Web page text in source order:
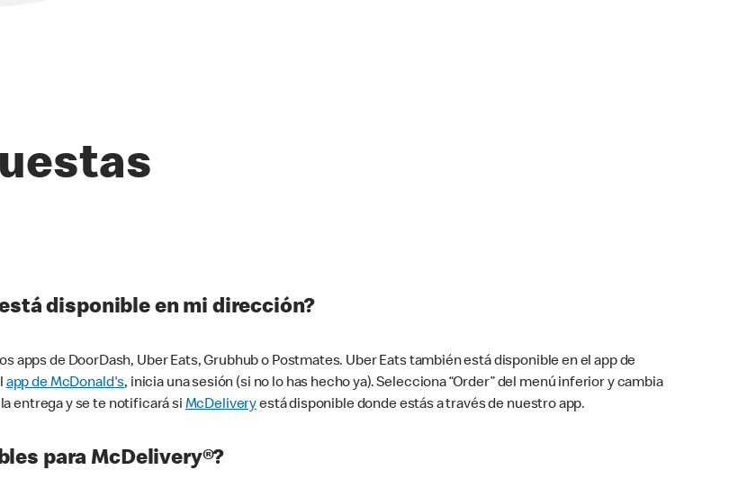
disponible en mi dirección?
apps de DoorDash, Uber Eats, Grubhub o Postmates. Uber Eats también está disponible en el app de
app de McDonald's, inicia una sesión (si no lo has hecho ya). Selecciona “Order” del menú inferior y cambia
la entrega y se te notificará si McDeliveryestá disponible donde estás a través de nuestro app.
para McDelivery®?